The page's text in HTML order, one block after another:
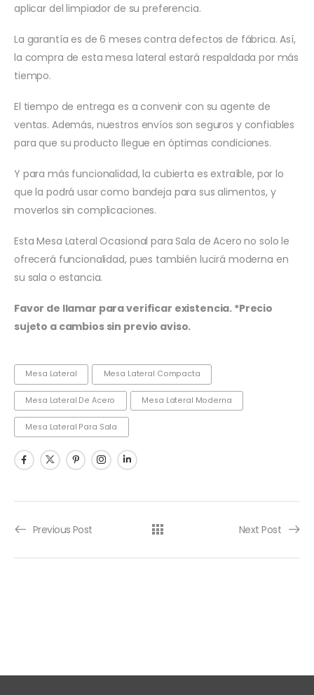
aplicar del limpiador de su preferencia.
La garantía es de 6 meses contra defectos de fábrica. Así,
la compra de esta mesa lateral estará respaldada por más
tiempo.
El tiempo de entrega es a convenir con su agente de
ventas. Además, nuestros envíos son seguros y confiables
para que su producto llegue en óptimas condiciones.
Y para más funcionalidad, la cubierta es extraíble, por lo
que la podrá usar como bandeja para sus alimentos, y
moverlos sin complicaciones.
Esta Mesa Lateral Ocasional para Sala de Acero no solo le
ofrecerá funcionalidad, pues también lucirá moderna en
su sala o estancia.
Favor de llamar para verificar existencia. *Precio
sujeto a cambios sin previo aviso.
Mesa Lateral Mesa Lateral Compacta
Mesa Lateral De Acero Mesa Lateral Moderna
Mesa Lateral Para Sala
Previous Post Next Post